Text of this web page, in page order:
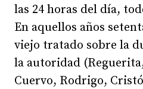
las 24 horas del día,
En aquellos años
viejo tratado sobre la
la autoridad
Cuervo, Rodrigo,